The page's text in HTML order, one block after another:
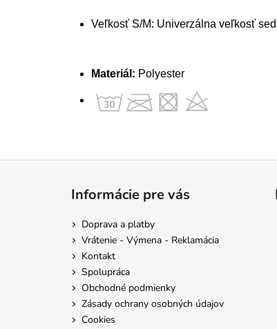
Veľkosť S/M: Univerzálna veľkosť
Materiál: Polyester
Informácie pre vás
Doprava a platby
Vrátenie - Výmena - Reklamácia
Kontakt
Spolupráca
Obchodné podmienky
Zásady ochrany osobných údajov
Cookies